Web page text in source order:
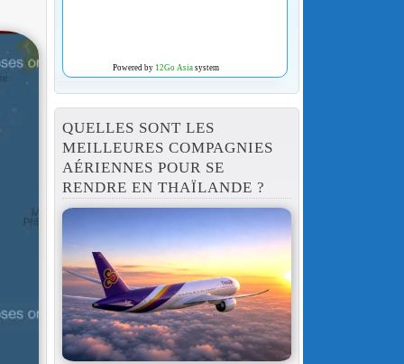
Powered by 12Go Asiasystem
QUELLES SONT LES
MEILLEURES COMPAGNIES
AÉRIENNES POUR SE
RENDRE EN THAÏLANDE ?